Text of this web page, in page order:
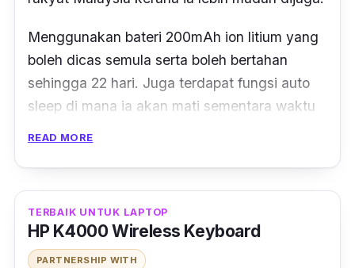
Menggunakan bateri 200mAh ion litium yang
boleh dicas semula serta boleh bertahan
sehingga 22 hari. Juga terdapat fungsi auto
sleep di mana ia akan mati sementara waktu
READ MORE
TERBAIK UNTUK LAPTOP
HP K4000 Wireless Keyboard
PARTNERSHIP WITH